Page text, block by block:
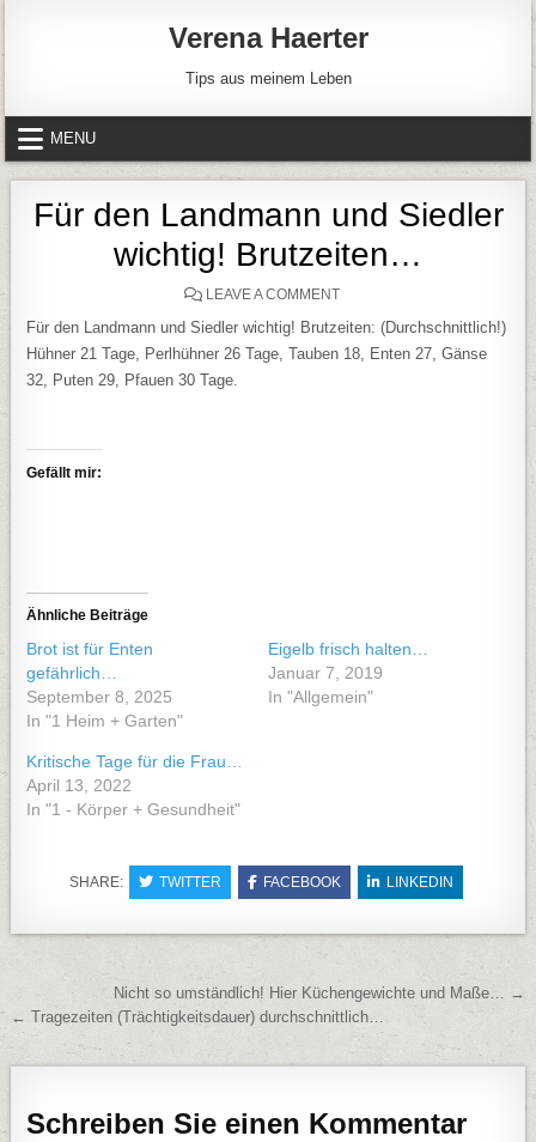
Verena Haerter
Tips aus meinem Leben
MENU
Für den Landmann und Siedler
wichtig! Brutzeiten…
LEAVE A COMMENTON FÜR DEN LANDMANN
Für den Landmann und Siedler wichtig! Brutzeiten: (Durchschnittlich!)
Hühner 21 Tage, Perlhühner 26 Tage, Tauben 18, Enten 27, Gänse
32, Puten 29, Pfauen 30 Tage.
Gefällt mir:
Ähnliche Beiträge
Brot ist für Enten
gefährlich…
September 8, 2025
In "1 Heim + Garten"
Eigelb frisch halten…
Januar 7, 2019
In "Allgemein"
Kritische Tage für die Frau…
April 13, 2022
In "1 - Körper + Gesundheit"
SHARE: TWITTER FACEBOOK LINKEDIN
Beitragsnavigation
Nicht so umständlich! Hier Küchengewichte und Maße… →
← Tragezeiten (Trächtigkeitsdauer) durchschnittlich…
Schreiben Sie einen Kommentar